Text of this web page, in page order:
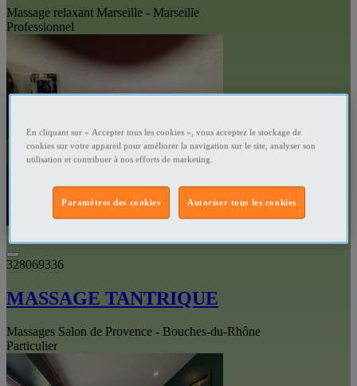
Massage relaxant Marseille - Marseille
Professionnel
328069336
MASSAGE TANTRIQUE
Massages Salon de Provence - Bouches-du-Rhône
Particulier
En cliquant sur « Accepter tous les cookies », vous acceptez le stockage de
cookies sur votre appareil pour améliorer la navigation sur le site, analyser son
utilisation et contribuer à nos efforts de marketing.
Autoriser tous les cookies
Paramètres des cookies